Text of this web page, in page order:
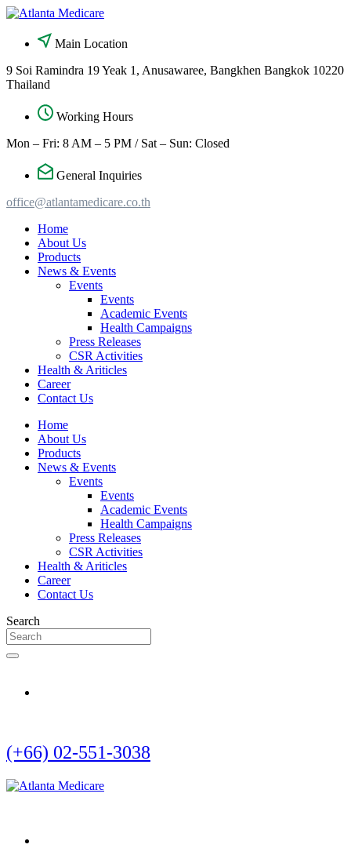
Skip
content
Main Location
9 Soi Ramindra 19 Yeak 1, Anusawaree, Bangkhen Bangkok 10220
Thailand
Working Hours
Mon – Fri: 8 AM – 5 PM / Sat – Sun: Closed
General Inquiries
office@atlantamedicare.co.th
Home
About Us
Products
News & Events
Events
Events
Academic Events
Health Campaigns
Press Releases
CSR Activities
Health & Ariticles
Career
Contact Us
Home
About Us
Products
News & Events
Events
Events
Academic Events
Health Campaigns
Press Releases
CSR Activities
Health & Ariticles
Career
Contact Us
Search
(+66) 02-551-3038